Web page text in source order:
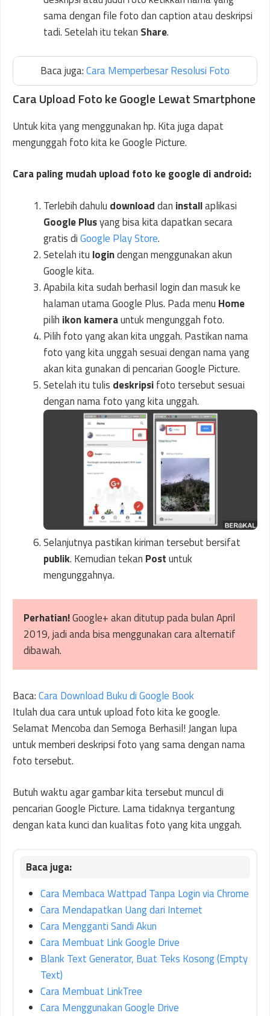
sama dengan file foto dan caption atau deskripsi
tadi. Setelah itu tekan Share.
Baca juga:Cara Memperbesar Resolusi Foto
Cara Upload Foto ke Google Lewat Smartphone
Untuk kita yang menggunakan hp. Kita juga dapat
mengunggah foto kita ke Google Picture.
Cara paling mudah upload foto ke google di android:
Terlebih dahulu downloaddan installaplikasi
Google Plusyang bisa kita dapatkan secara
gratis diGoogle Play Store.
Setelah itu logindengan menggunakan akun
Google kita.
Apabila kita sudah berhasil login dan masuk ke
halaman utama Google Plus. Pada menu Home
pilih ikon kamerauntuk mengunggah foto.
Pilih foto yang akan kita unggah. Pastikan nama
foto yang kita unggah sesuai dengan nama yang
akan kita gunakan di pencarian Google Picture.
Setelah itu tulis deskripsifoto tersebut sesuai
dengan nama foto yang kita unggah.
Selanjutnya pastikan kiriman tersebut bersifat
publik. Kemudian tekan Postuntuk
mengunggahnya.
Perhatian!Google+ akan ditutup pada bulan April
2019, jadi anda bisa menggunakan cara alternatif
dibawah.
Baca:Cara Download Buku di Google Book
Itulah dua cara untuk upload foto kita ke google.
Selamat Mencoba dan Semoga Berhasil! Jangan lupa
untuk memberi deskripsi foto yang sama dengan nama
foto tersebut.
Butuh waktu agar gambar kita tersebut muncul di
pencarian Google Picture. Lama tidaknya tergantung
dengan kata kunci dan kualitas foto yang kita unggah.
Cara Membaca Wattpad Tanpa Login via Chrome
Cara Mendapatkan Uang dari Internet
Cara Mengganti Sandi Akun
Cara Membuat Link Google Drive
Blank Text Generator, Buat Teks Kosong (Empty
Text)
Cara Membuat LinkTree
Cara Menggunakan Google Drive